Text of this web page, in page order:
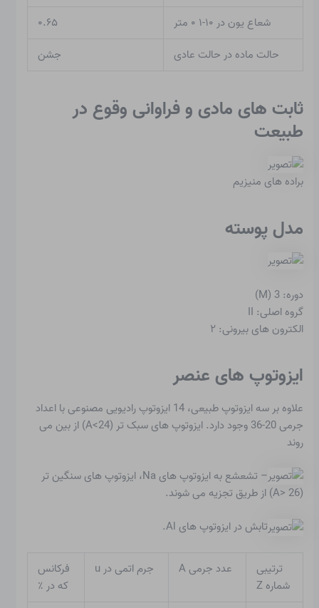
شعاع یون در ۱۰-۱ ۰ متر
۰.۶۵
حالت ماده در حالت عادی
جشن
ثابت های مادی و فراوانی وقوع در
طبیعت
براده های منیزیم
مدل پوسته
دوره: 3 (M)
گروه اصلی: II
الکترون های بیرونی: ۲
ایزوتوپ های عنصر
علاوه بر سه ایزوتوپ طبیعی، 14 ایزوتوپ رادیویی مصنوعی با اعداد
جرمی 20-36 وجود دارد. ایزوتوپ های سبک تر (A<24) از بین می
روند
– تشعشع به ایزوتوپ های Na، ایزوتوپ های سنگین تر
(A> 26) از طریق تجزیه می شوند.
تابش در ایزوتوپ های Al.
ترتیبی
شماره Z
عدد جرمی A جرم اتمی در u
فرکانس
که در ٪